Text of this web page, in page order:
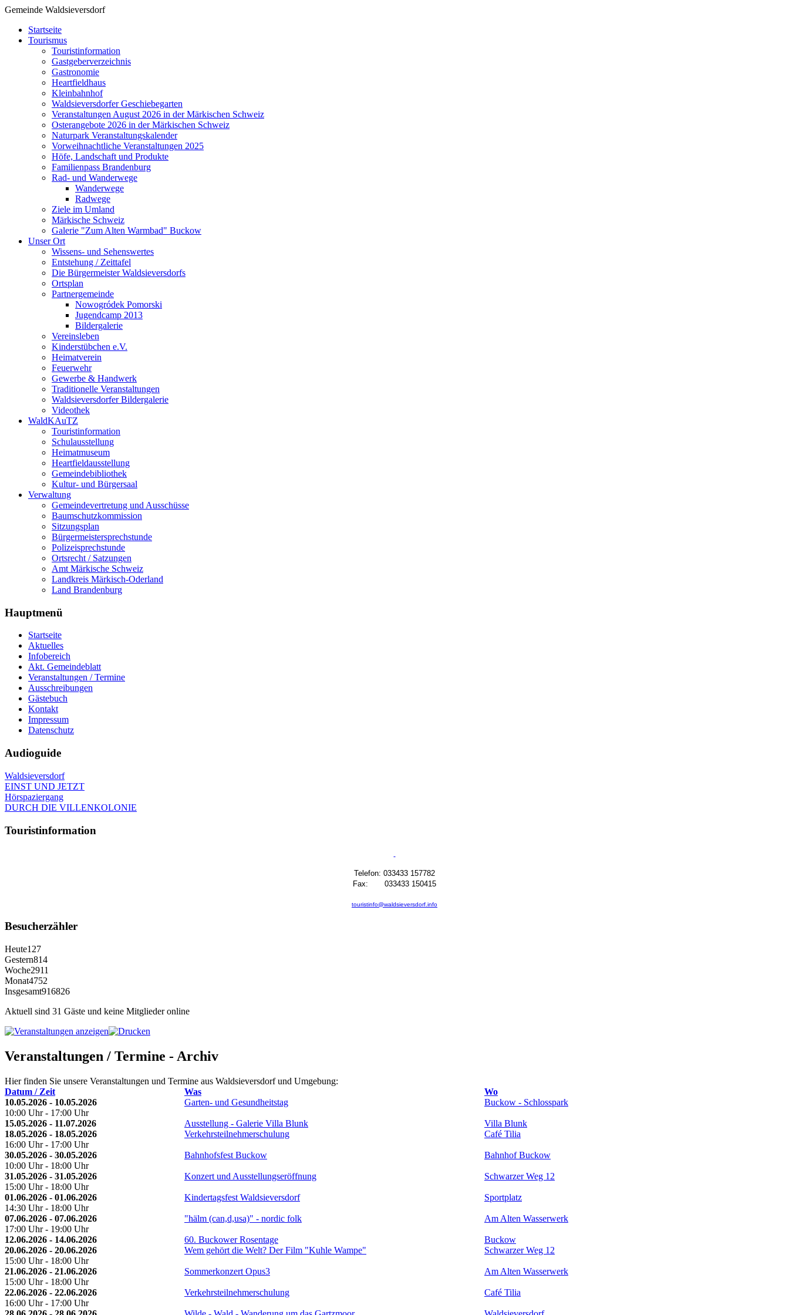
Gemeinde Waldsieversdorf
Startseite
Tourismus
Touristinformation
Gastgeberverzeichnis
Gastronomie
Heartfieldhaus
Kleinbahnhof
Waldsieversdorfer Geschiebegarten
Veranstaltungen August 2026 in der Märkischen Schweiz
Osterangebote 2026 in der Märkischen Schweiz
Naturpark Veranstaltungskalender
Vorweihnachtliche Veranstaltungen 2025
Höfe, Landschaft und Produkte
Familienpass Brandenburg
Rad- und Wanderwege
Wanderwege
Radwege
Ziele im Umland
Märkische Schweiz
Galerie "Zum Alten Warmbad" Buckow
Unser Ort
Wissens- und Sehenswertes
Entstehung / Zeittafel
Die Bürgermeister Waldsieversdorfs
Ortsplan
Partnergemeinde
Nowogródek Pomorski
Jugendcamp 2013
Bildergalerie
Vereinsleben
Kinderstübchen e.V.
Heimatverein
Feuerwehr
Gewerbe & Handwerk
Traditionelle Veranstaltungen
Waldsieversdorfer Bildergalerie
Videothek
WaldKAuTZ
Touristinformation
Schulausstellung
Heimatmuseum
Heartfieldausstellung
Gemeindebibliothek
Kultur- und Bürgersaal
Verwaltung
Gemeindevertretung und Ausschüsse
Baumschutzkommission
Sitzungsplan
Bürgermeistersprechstunde
Polizeisprechstunde
Ortsrecht / Satzungen
Amt Märkische Schweiz
Landkreis Märkisch-Oderland
Land Brandenburg
Hauptmenü
Startseite
Aktuelles
Infobereich
Akt. Gemeindeblatt
Veranstaltungen / Termine
Ausschreibungen
Gästebuch
Kontakt
Impressum
Datenschutz
Audioguide
Waldsieversdorf
EINST UND JETZT
Hörspaziergang
DURCH DIE VILLENKOLONIE
Touristinformation
Telefon: 033433 157782
Fax: 033433 150415
touristinfo@waldsieversdorf.info
Besucherzähler
Heute127
Gestern814
Woche2911
Monat4752
Insgesamt916826
Aktuell sind 31 Gäste und keine Mitglieder online
Veranstaltungen / Termine - Archiv
Hier finden Sie unsere Veranstaltungen und Termine aus Waldsieversdorf und Umgebung:
Datum / Zeit
Was
Wo
10.05.2026 - 10.05.2026
10:00 Uhr - 17:00 Uhr
Garten- und Gesundheitstag Buckow - Schlosspark
15.05.2026 - 11.07.2026 Ausstellung - Galerie Villa Blunk
Villa Blunk
18.05.2026 - 18.05.2026
16:00 Uhr - 17:00 Uhr
Verkehrsteilnehmerschulung Café Tilia
30.05.2026 - 30.05.2026
10:00 Uhr - 18:00 Uhr
Bahnhofsfest Buckow Bahnhof Buckow
31.05.2026 - 31.05.2026
15:00 Uhr - 18:00 Uhr
Konzert und Ausstellungseröffnung Schwarzer Weg 12
01.06.2026 - 01.06.2026
14:30 Uhr - 18:00 Uhr
Kindertagsfest Waldsieversdorf Sportplatz
07.06.2026 - 07.06.2026
17:00 Uhr - 19:00 Uhr
"hälm (can,d,usa)" - nordic folk Am Alten Wasserwerk
12.06.2026 - 14.06.2026 60. Buckower Rosentage
Buckow
20.06.2026 - 20.06.2026
15:00 Uhr - 18:00 Uhr
Wem gehört die Welt? Der Film "Kuhle Wampe" Schwarzer Weg 12
21.06.2026 - 21.06.2026
15:00 Uhr - 18:00 Uhr
Sommerkonzert Opus3 Am Alten Wasserwerk
22.06.2026 - 22.06.2026
16:00 Uhr - 17:00 Uhr
Verkehrsteilnehmerschulung Café Tilia